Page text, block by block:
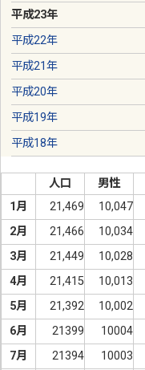
平成23年
平成22年
平成21年
平成20年
平成19年
平成18年
人口 男性
1月
21,469 10,047
2月
21,466 10,034
3月
21,449 10,028
4月
21,415 10,013
5月
21,392 10,002
6月
21399 10004
7月
21394 10003